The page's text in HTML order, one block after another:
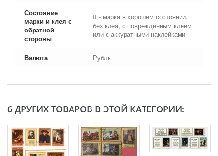
Состояние
марки и клея с
обратной
стороны
II - марка в хорошем состоянии,
без клея, с повреждённым клеем
или с аккуратными наклейками
Валюта Рубль
6 ДРУГИХ ТОВАРОВ В ЭТОЙ КАТЕГОРИИ: